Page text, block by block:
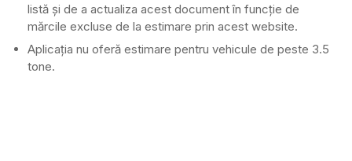
listă și de a actualiza acest document în funcție de
mărcile excluse de la estimare prin acest website.
Aplicația nu oferă estimare pentru vehicule de peste 3.5
tone.